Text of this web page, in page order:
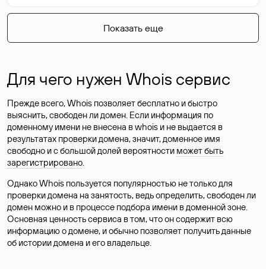
Показать еще
Для чего нужен Whois сервис
Прежде всего, Whois позволяет бесплатно и быстро
выяснить, свободен ли домен. Если информация по
доменному имени не внесена в whois и не выдается в
результатах проверки домена, значит, доменное имя
свободно и с большой долей вероятности может быть
зарегистрировано.
Однако Whois пользуется популярностью не только для
проверки домена на занятость, ведь определить, свободен ли
домен можно и в процессе подбора имени в доменной зоне.
Основная ценность сервиса в том, что он содержит всю
информацию о домене, и обычно позволяет получить данные
об истории домена и его владельце.